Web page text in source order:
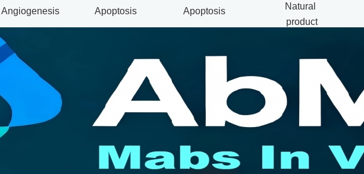
Angiogenesis Apoptosis Apoptosis
Natural
product